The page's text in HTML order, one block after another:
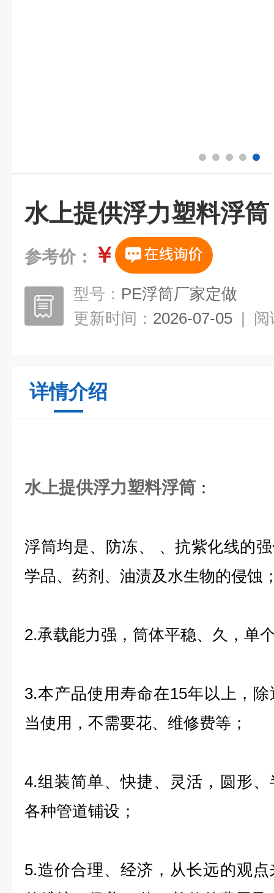
水上提供浮力塑料浮筒
参考价： ￥
型号： PE浮筒厂家定做
更新时间： 2026-07-05 | 阅
详情介绍
水上提供浮力塑料浮筒 ：
浮筒均是、防冻、 、抗紫化线的
学品、药剂、油渍及水生物的侵蚀
2.承载能力强，筒体平稳、久，单
3.本产品使用寿命在15年以上，
当使用，不需要花、维修费等；
4.组装简单、快捷、灵活，圆形
各种管道铺设；
5.造价合理、经济，从长远的观